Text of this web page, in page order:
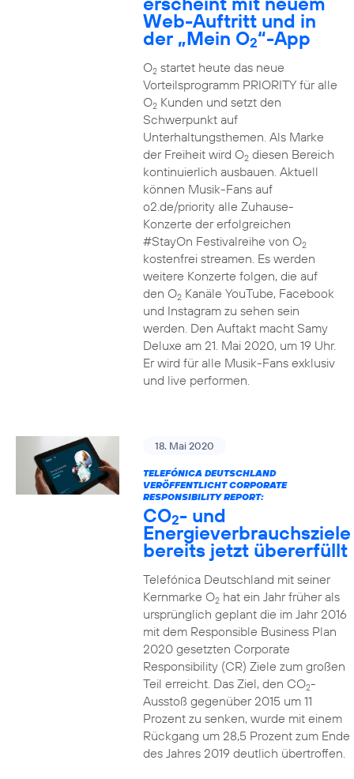
Web-Auftritt und in
der „Mein O2“-App
O2startet heute das neue
Vorteilsprogramm PRIORITY für alle
O2Kunden und setzt den
Schwerpunkt auf
Unterhaltungsthemen. Als Marke
der Freiheit wird O2diesen Bereich
kontinuierlich ausbauen. Aktuell
können Musik-Fans auf
o2.de/priority alle Zuhause-
Konzerte der erfolgreichen
#StayOn Festivalreihe von O2
kostenfrei streamen. Es werden
weitere Konzerte folgen, die auf
den O2Kanäle YouTube, Facebook
und Instagram zu sehen sein
werden. Den Auftakt macht Samy
Deluxe am 21. Mai 2020, um 19 Uhr.
Er wird für alle Musik-Fans exklusiv
und live performen.
18. Mai 2020
TELEFÓNICA DEUTSCHLAND
VERÖFFENTLICHT CORPORATE
RESPONSIBILITY REPORT:
CO2- und
Energieverbrauchsziele
bereits jetzt übererfüllt
Telefónica Deutschland mit seiner
Kernmarke O2hat ein Jahr früher als
ursprünglich geplant die im Jahr 2016
mit dem Responsible Business Plan
2020 gesetzten Corporate
Responsibility (CR) Ziele zum großen
Teil erreicht. Das Ziel, den CO2-
Ausstoß gegenüber 2015 um 11
Prozent zu senken, wurde mit einem
Rückgang um 28,5 Prozent zum Ende
des Jahres 2019 deutlich übertroffen.